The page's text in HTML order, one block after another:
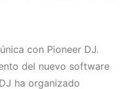
con Pioneer DJ.
del nuevo software
ha organizado